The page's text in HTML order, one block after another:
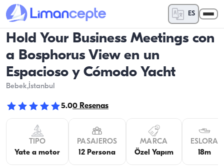
ES
Hold Your Business Meetings con
a Bosphorus View en un
Espacioso y Cómodo Yacht
Bebek,İstanbul
5.00 Resenas
TIPO
Yate a motor
PASAJEROS
12 Persona
MARCA
Özel Yapım
ESLORA
18m